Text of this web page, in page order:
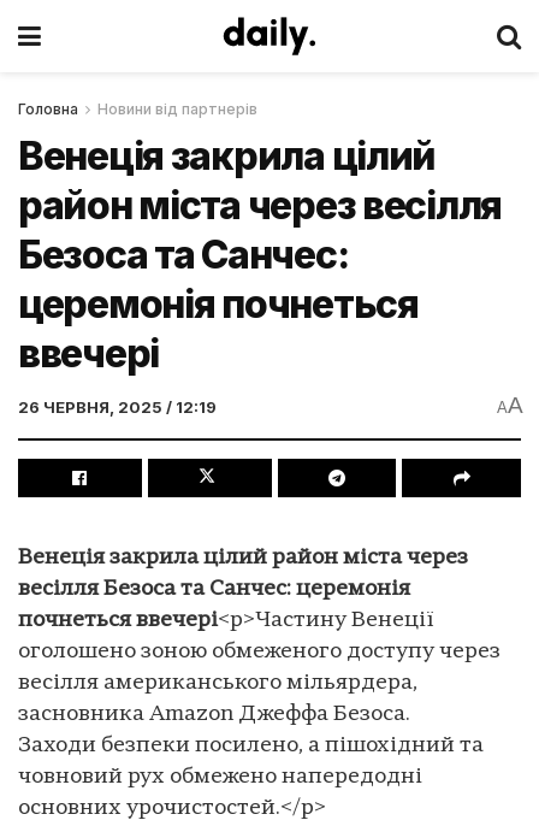
Головна Новини від партнерів
Венеція закрила цілий
район міста через весілля
Безоса та Санчес:
церемонія почнеться
ввечері
26 ЧЕРВНЯ, 2025 / 12:19 AA
Венеція закрила цілий район міста через
весілля Безоса та Санчес: церемонія
почнеться ввечері<p>Частину Венеції
оголошено зоною обмеженого доступу через
весілля американського мільярдера,
засновника Amazon Джеффа Безоса.
Заходи безпеки посилено, а пішохідний та
човновий рух обмежено напередодні
основних урочистостей.</p>